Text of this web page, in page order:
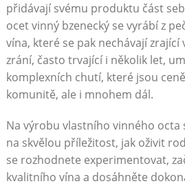
‌přidávají​ svému produktu část
ocet vinný bzenecký se ​vyrábí z
vína, které se ​pak nechávají
zrání, často trvající i několik let,
komplexních chutí, které jsou
komunitě, ale i mnohem dál.
Na výrobu vlastního vinného⁤ octa
‍na skvělou příležitost, jak oživit⁤
se rozhodnete experimentovat,
kvalitního vína a⁣ dosáhněte